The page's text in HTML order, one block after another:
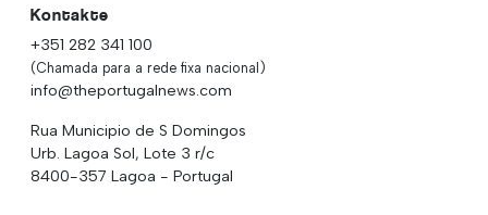
Kontakte
+351 282 341 100
(Chamada para a rede fixa nacional)
info@theportugalnews.com
Rua Municipio de S Domingos
Urb. Lagoa Sol, Lote 3 r/c
8400-357 Lagoa - Portugal